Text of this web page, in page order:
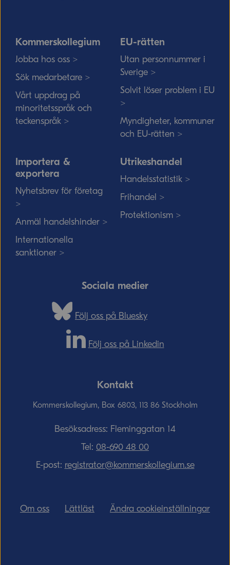
Kommerskollegium
Jobba hos oss >
Sök medarbetare >
Vårt uppdrag på
minoritetsspråk och
teckenspråk >
EU-rätten
Utan personnummer i
Sverige >
Solvit löser problem i EU
>
Myndigheter, kommuner
och EU-rätten >
Importera &
exportera
Nyhetsbrev för företag
>
Anmäl handelshinder >
Internationella
sanktioner >
Utrikeshandel
Handelsstatistik >
Frihandel >
Protektionism >
Sociala medier
Följ oss på Bluesky
Följ oss på Linkedin
Kontakt
Kommerskollegium, Box 6803, 113 86 Stockholm
Besöksadress: Fleminggatan 14
Tel: 08-690­ 48­ 00
E-post: registrator@kommerskollegium.se
Om oss Lättläst Ändra cookieinställningar